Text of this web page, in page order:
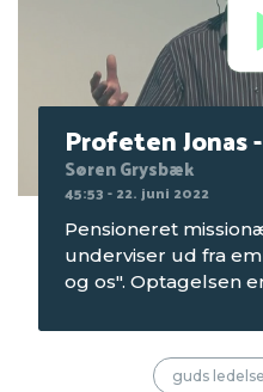
Profeten Jonas
Søren Grysbæk
45:53 - 22. juni 2022
Pensioneret
underviser ud fra
og os". Optagelsen
blev afholdt på
guds ledelse